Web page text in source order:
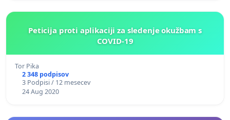
Peticija proti aplikaciji za sledenje okužbam s
COVID-19
Tor Pika
2 348 podpisov
3 Podpisi / 12 mesecev
24 Aug 2020